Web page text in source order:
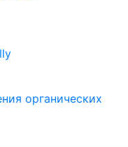
органических